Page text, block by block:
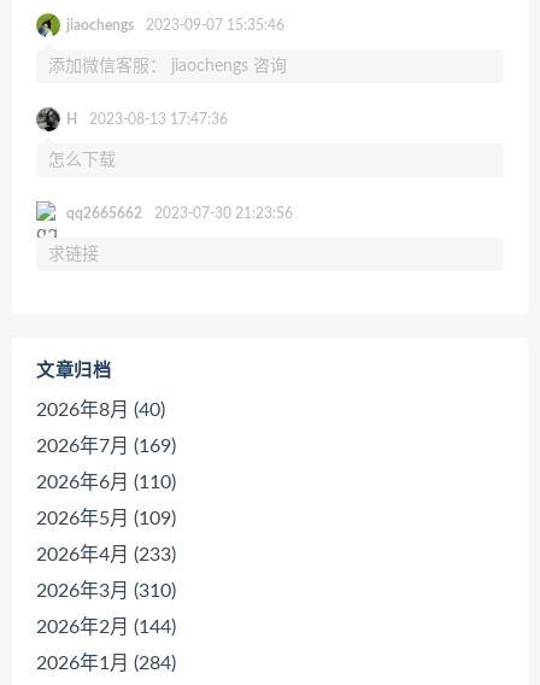
jiaochengs 2023-09-07 15:35:46
添加微信客服： jiaochengs 咨询
H 2023-08-13 17:47:36
怎么下载
qq2665662 2023-07-30 21:23:56
求链接
文章归档
2026年8月 (40)
2026年7月 (169)
2026年6月 (110)
2026年5月 (109)
2026年4月 (233)
2026年3月 (310)
2026年2月 (144)
2026年1月 (284)